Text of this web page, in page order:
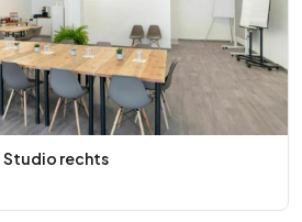
rechts